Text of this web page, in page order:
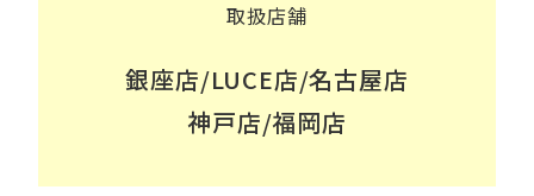
取扱店舗
銀座店/LUCE店/名古屋店
神戸店/福岡店